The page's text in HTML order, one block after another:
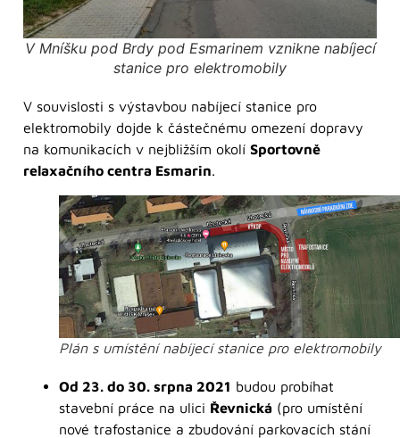
V Mníšku pod Brdy pod Esmarinem vznikne nabíjecí
stanice pro elektromobily
V souvislosti s výstavbou nabíjecí stanice pro
elektromobily dojde k částečnému omezení dopravy
na komunikacích v nejbližším okolí Sportovně
relaxačního centra Esmarin.
Plán s umístění nabíjecí stanice pro elektromobily
Od 23. do 30. srpna 2021 budou probíhat
stavební práce na ulici Řevnická (pro umístění
nové trafostanice a zbudování parkovacích stání